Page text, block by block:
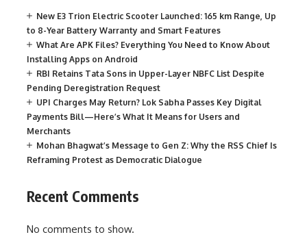
New E3 Trion Electric Scooter Launched: 165 km Range, Up
to 8-Year Battery Warranty and Smart Features
What Are APK Files? Everything You Need to Know About
Installing Apps on Android
RBI Retains Tata Sons in Upper-Layer NBFC List Despite
Pending Deregistration Request
UPI Charges May Return? Lok Sabha Passes Key Digital
Payments Bill—Here’s What It Means for Users and
Merchants
Mohan Bhagwat’s Message to Gen Z: Why the RSS Chief Is
Reframing Protest as Democratic Dialogue
Recent Comments
No comments to show.